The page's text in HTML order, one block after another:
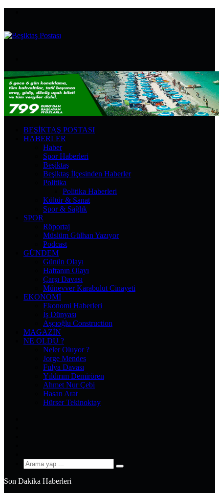
...
BEŞIKTAŞ POSTASI
HABERLER
Haber
Spor Haberleri
Beşiktaş
Beşiktaş İlçesinden Haberler
Politika
Politika Haberleri
Kültür & Sanat
Spor & Sağlık
SPOR
Röportaj
Müslüm Gülhan Yazıyor
Podcast
GÜNDEM
Günün Olayı
Haftanın Olayı
Çarşı Davası
Münevver Karabulut Cinayeti
EKONOMI
Ekonomi Haberleri
İş Dünyası
Aşçıoğlu Construction
MAGAZIN
NE OLDU ?
Neler Oluyor ?
Jorge Mendes
Fulya Davası
Yıldırım Demirören
Ahmet Nur Çebi
Hasan Arat
Hürser Tekinoktay
Arama
Son Dakika Haberleri